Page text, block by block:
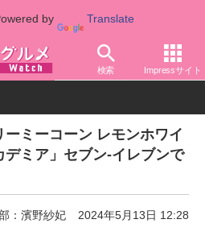
by Translate
検索 Impressサイト
ニ セブン-イレブン
ミーコーン レモンホワイ
デミア」セブン-イレブンで
：濱野紗妃 2024年5月13日 12:28